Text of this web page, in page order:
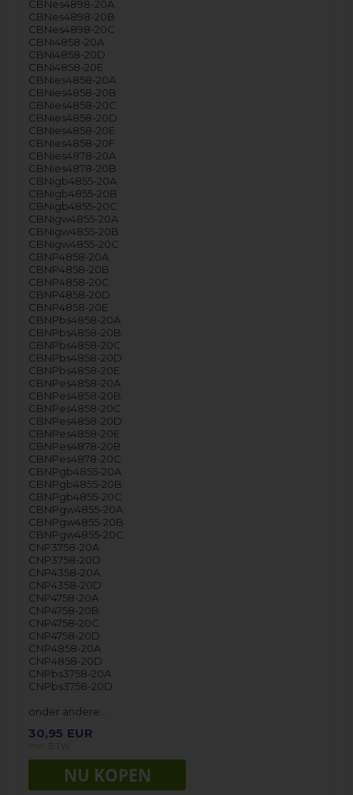
CBNes4898-20A
CBNes4898-20B
CBNes4898-20C
CBNi4858-20A
CBNi4858-20D
CBNi4858-20E
CBNies4858-20A
CBNies4858-20B
CBNies4858-20C
CBNies4858-20D
CBNies4858-20E
CBNies4858-20F
CBNies4878-20A
CBNies4878-20B
CBNigb4855-20A
CBNigb4855-20B
CBNigb4855-20C
CBNigw4855-20A
CBNigw4855-20B
CBNigw4855-20C
CBNP4858-20A
CBNP4858-20B
CBNP4858-20C
CBNP4858-20D
CBNP4858-20E
CBNPbs4858-20A
CBNPbs4858-20B
CBNPbs4858-20C
CBNPbs4858-20D
CBNPbs4858-20E
CBNPes4858-20A
CBNPes4858-20B
CBNPes4858-20C
CBNPes4858-20D
CBNPes4858-20E
CBNPes4878-20B
CBNPes4878-20C
CBNPgb4855-20A
CBNPgb4855-20B
CBNPgb4855-20C
CBNPgw4855-20A
CBNPgw4855-20B
CBNPgw4855-20C
CNP3758-20A
CNP3758-20D
CNP4358-20A
CNP4358-20D
CNP4758-20A
CNP4758-20B
CNP4758-20C
CNP4758-20D
CNP4858-20A
CNP4858-20D
CNPbs3758-20A
CNPbs3758-20D
onder andere…
30,95 EUR